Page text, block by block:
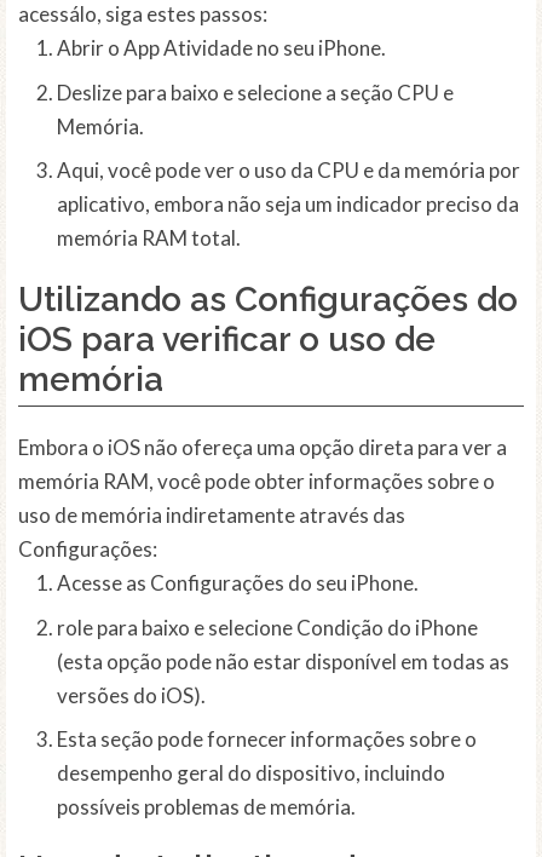
acessálo, siga estes passos:
Abrir o App Atividade no seu iPhone.
Deslize para baixo e selecione a seção CPU e
Memória.
Aqui, você pode ver o uso da CPU e da memória por
aplicativo, embora não seja um indicador preciso da
memória RAM total.
Utilizando as Configurações do
iOS para verificar o uso de
memória
Embora o iOS não ofereça uma opção direta para ver a
memória RAM, você pode obter informações sobre o
uso de memória indiretamente através das
Configurações:
Acesse as Configurações do seu iPhone.
role para baixo e selecione Condição do iPhone
(esta opção pode não estar disponível em todas as
versões do iOS).
Esta seção pode fornecer informações sobre o
desempenho geral do dispositivo, incluindo
possíveis problemas de memória.